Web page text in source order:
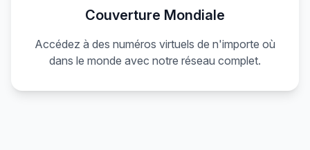
Couverture Mondiale
Accédez à des numéros virtuels de n'importe où
dans le monde avec notre réseau complet.